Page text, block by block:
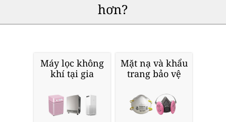
hơn?
Máy lọc không
khí tại gia
Mặt nạ và khẩu
trang bảo vệ